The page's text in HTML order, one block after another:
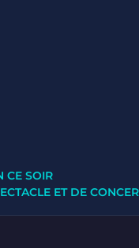
CE SOIR
ET DE